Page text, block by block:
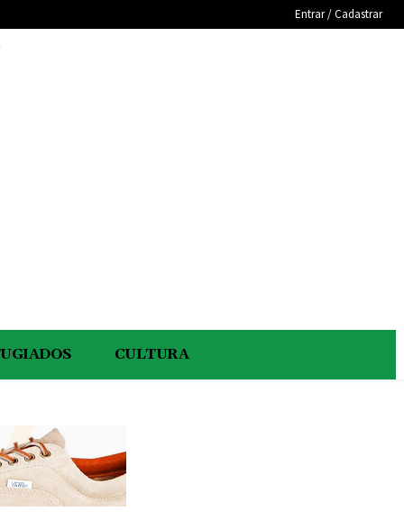
Entrar / Cadastrar
CULTURA